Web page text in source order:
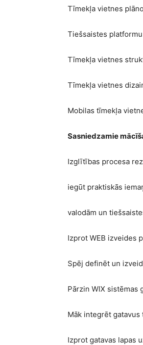
Tīmekļa vietnes
Tiešsaistes
Tīmekļa vietnes
Tīmekļa vietnes
Mobilas tīmekļa
Sasniedzamie
Izglītības procesa
iegūt praktiskās
valodām un
Izprot WEB izveides
Spēj definēt un
Pārzin WIX sistēmas
Māk integrēt
Izprot gatavas lapas